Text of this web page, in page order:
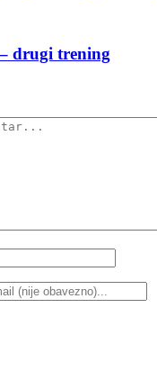
drugi trening